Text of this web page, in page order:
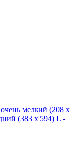
мелкий (208 x
(383 x 594) L -